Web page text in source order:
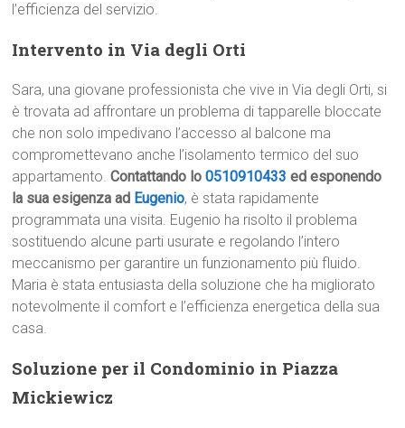
l’efficienza del servizio.
Intervento in Via degli Orti
Sara, una giovane professionista che vive in Via degli Orti, si
è trovata ad affrontare un problema di tapparelle bloccate
che non solo impedivano l’accesso al balcone ma
compromettevano anche l’isolamento termico del suo
appartamento.Contattando lo0510910433 ed esponendo
la sua esigenza ad Eugenio, è stata rapidamente
programmata una visita. Eugenio ha risolto il problema
sostituendo alcune parti usurate e regolando l’intero
meccanismo per garantire un funzionamento più fluido.
Maria è stata entusiasta della soluzione che ha migliorato
notevolmente il comfort e l’efficienza energetica della sua
casa.
Soluzione per il Condominio in Piazza
Mickiewicz